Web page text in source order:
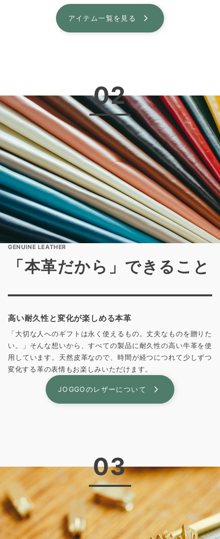
アイテム一覧を見る
02
GENUINE LEATHER
「本革だから」できること
高い耐久性と変化が楽しめる本革
「大切な人へのギフトは永く使えるもの。丈夫なものを贈りた
い。」そんな想いから、すべての製品に耐久性の高い牛革を使
用しています。天然皮革なので、時間が経つにつれて少しずつ
変化する革の表情もお楽しみいただけます。
JOGGOのレザーについて
03